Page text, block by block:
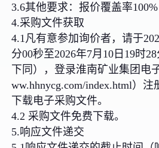
3.6其他要求：报价覆盖率100%
4.采购文件获取
4.1凡有意参加询价者，请于
分00秒至2026年7月10日19时
下同），登录淮南矿业集团电
ww.hhnycg.com/index.html）
下载电子采购文件。
4.2 采购文件免费下载。
5.响应文件递交